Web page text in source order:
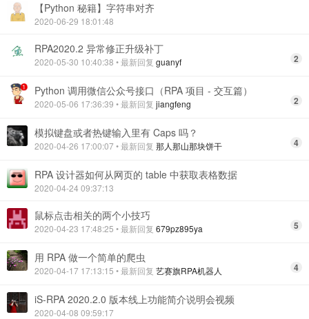
【Python 秘籍】字符串对齐
2020-06-29 18:01:48
RPA2020.2 异常修正升级补丁
2020-05-30 10:40:38 • 最新回复 guanyf 2
Python 调用微信公众号接口（RPA 项目 - 交互篇）
2020-05-06 17:36:39 • 最新回复 jiangfeng 2
模拟键盘或者热键输入里有 Caps 吗？
2020-04-26 17:00:07 • 最新回复 那人那山那块饼干 4
RPA 设计器如何从网页的 table 中获取表格数据
2020-04-24 09:37:13
鼠标点击相关的两个小技巧
2020-04-23 17:48:25 • 最新回复 679pz895ya 5
用 RPA 做一个简单的爬虫
2020-04-17 17:13:15 • 最新回复 艺赛旗RPA机器人 4
iS-RPA 2020.2.0 版本线上功能简介说明会视频
2020-04-08 09:59:17